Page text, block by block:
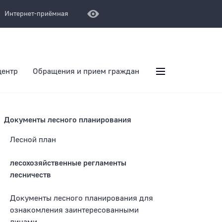
Интернет-приёмная
в сфере закупок
Обращения и прием граждан
Документы лесного планирования
Лесной план
лесохозяйственные регламенты
лесничеств
Документы лесного планирования для
ознакомления заинтересованными